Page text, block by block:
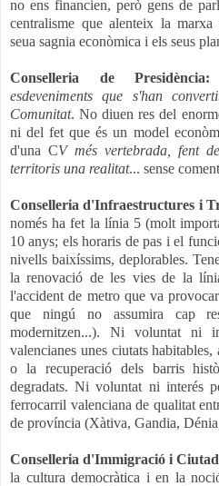
no ens financien, però gens de
centralisme que alenteix la
seua sagnia econòmica i els seus
Conselleria de Presidència:
esdeveniments que s'han
Comunitat. No diuen res del
ni del fet que és un model
d'una CV més vertebrada, fent
territoris una realitat... sense
Conselleria d'Infraestructures i
només ha fet la línia 5 (molt
10 anys; els horaris de pas i el
nivells baixíssims, deplorables.
la renovació de les vies de la
l'accident de metro que va
que ningú no assumira cap
modernitzen...). Ni voluntat ni
valencianes unes ciutats
o la recuperació dels barris
degradats. Ni voluntat ni interés
ferrocarril valenciana de qualitat
de província (Xàtiva, Gandia,
Conselleria d'Immigració i
la cultura democràtica i en la